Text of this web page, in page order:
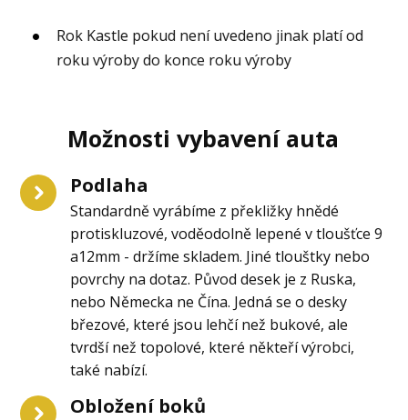
Rok Kastle pokud není uvedeno jinak platí od
roku výroby do konce roku výroby
Možnosti vybavení auta
Podlaha
Standardně vyrábíme z překližky hnědé
protiskluzové, voděodolně lepené v tloušťce 9
a12mm - držíme skladem. Jiné tlouštky nebo
povrchy na dotaz. Původ desek je z Ruska,
nebo Německa ne Čína. Jedná se o desky
březové, které jsou lehčí než bukové, ale
tvrdší než topolové, které někteří výrobci,
také nabízí.
Obložení boků